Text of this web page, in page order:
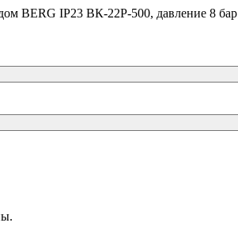
BERG IP23 ВК-22Р-500, давление 8 бар